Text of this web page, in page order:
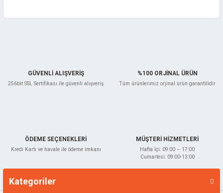
GÜVENLİ ALIŞVERİŞ
256bit SSL Sertifikası ile güvenli alışveriş
%100 ORJİNAL ÜRÜN
Tüm ürünlerimiz orjinal ürün garantilidir
ÖDEME SEÇENEKLERİ
Kredi Kartı ve havale ile ödeme imkanı
MÜŞTERİ HİZMETLERİ
Hafta İçi: 09:00 – 17:00
Cumartesi: 09:00-13:00
Kategoriler
Markalar